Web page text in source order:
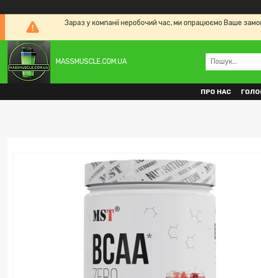
Зараз у компанії неробочий час, ми опрацюємо Ваше
MASSMUSCLE.COM.UA
ПРО НАС